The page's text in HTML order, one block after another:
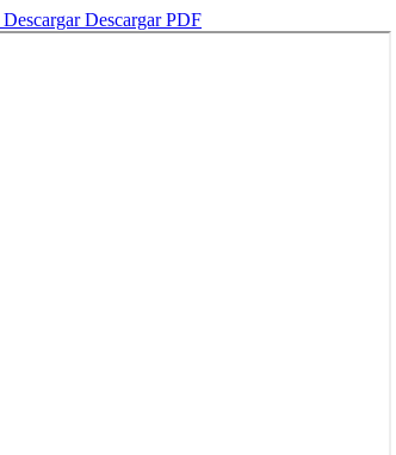
DescargarDescargar PDF